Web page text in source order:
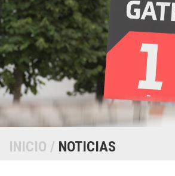
INICIO / NOTICIAS